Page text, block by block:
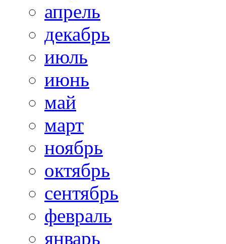
апрель
декабрь
июль
июнь
май
март
ноябрь
октябрь
сентябрь
февраль
январь